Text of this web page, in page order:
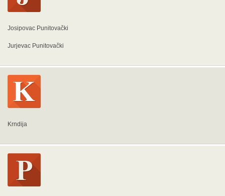
Josipovac Punitovački
Jurjevac Punitovački
Krndija